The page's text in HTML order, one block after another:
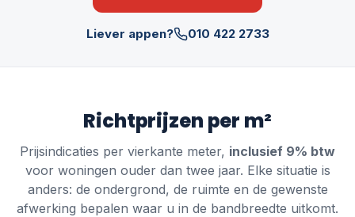
Liever appen? 010 422 2733
Richtprijzen per m²
Prijsindicaties per vierkante meter, inclusief 9% btw
voor woningen ouder dan twee jaar. Elke situatie is
anders: de ondergrond, de ruimte en de gewenste
afwerking bepalen waar u in de bandbreedte uitkomt.